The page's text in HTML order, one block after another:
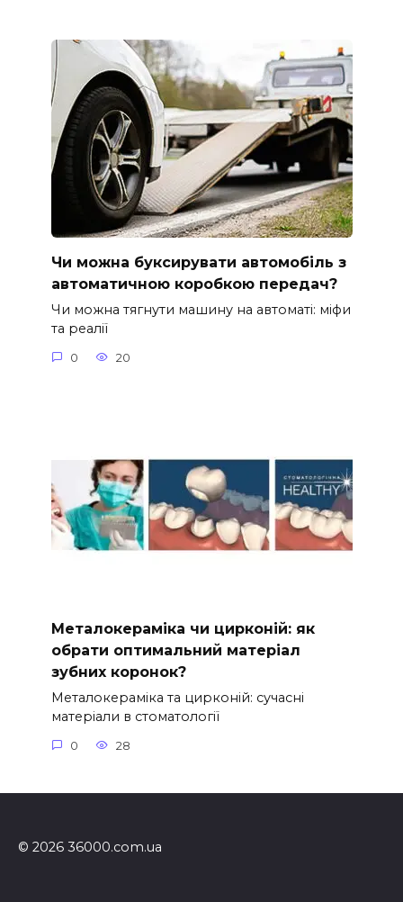
Чи можна буксирувати автомобіль з
автоматичною коробкою передач?
Чи можна тягнути машину на автоматі: міфи
та реалії
0 20
Металокераміка чи цирконій: як
обрати оптимальний матеріал
зубних коронок?
Металокераміка та цирконій: сучасні
матеріали в стоматології
0 28
© 2026 36000.com.ua